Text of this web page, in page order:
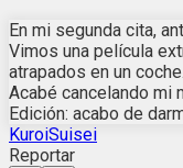
En mi segunda cita,
Vimos una película
atrapados en un coche.
Acabé cancelando mi
Edición: acabo de
KuroiSuisei
Reportar